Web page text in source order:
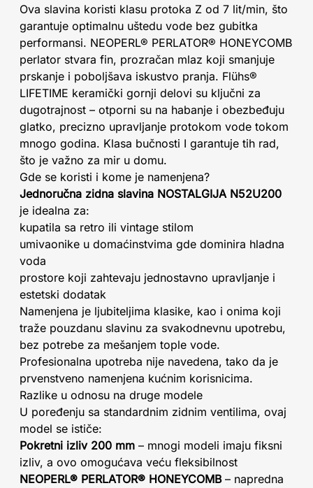
Ova slavina koristi klasu protoka Z od 7 lit/min, što
garantuje optimalnu uštedu vode bez gubitka
performansi. NEOPERL® PERLATOR® HONEYCOMB
perlator stvara fin, prozračan mlaz koji smanjuje
prskanje i poboljšava iskustvo pranja. Flühs®
LIFETIME keramički gornji delovi su ključni za
dugotrajnost – otporni su na habanje i obezbeđuju
glatko, precizno upravljanje protokom vode tokom
mnogo godina. Klasa bučnosti I garantuje tih rad,
što je važno za mir u domu.
Gde se koristi i kome je namenjena?
Jednoručna zidna slavina NOSTALGIJA N52U200
je idealna za:
kupatila sa retro ili vintage stilom
umivaonike u domaćinstvima gde dominira hladna
voda
prostore koji zahtevaju jednostavno upravljanje i
estetski dodatak
Namenjena je ljubiteljima klasike, kao i onima koji
traže pouzdanu slavinu za svakodnevnu upotrebu,
bez potrebe za mešanjem tople vode.
Profesionalna upotreba nije navedena, tako da je
prvenstveno namenjena kućnim korisnicima.
Razlike u odnosu na druge modele
U poređenju sa standardnim zidnim ventilima, ovaj
model se ističe:
Pokretni izliv 200 mm – mnogi modeli imaju fiksni
izliv, a ovo omogućava veću fleksibilnost
NEOPERL® PERLATOR® HONEYCOMB– napredna